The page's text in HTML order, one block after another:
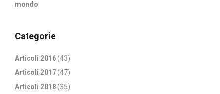
mondo
Categorie
Articoli 2016(43)
Articoli 2017(47)
Articoli 2018(35)